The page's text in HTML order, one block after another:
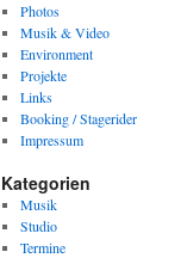
Photos
Musik & Video
Environment
Projekte
Links
Booking / Stagerider
Impressum
Kategorien
Musik
Studio
Termine